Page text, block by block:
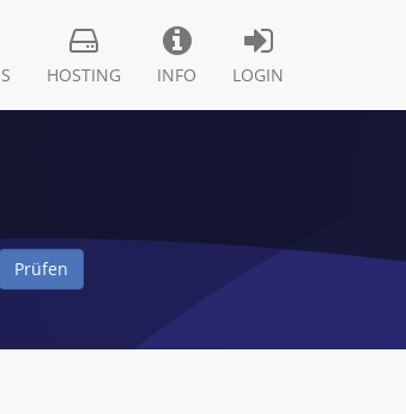
HOSTING INFO LOGIN